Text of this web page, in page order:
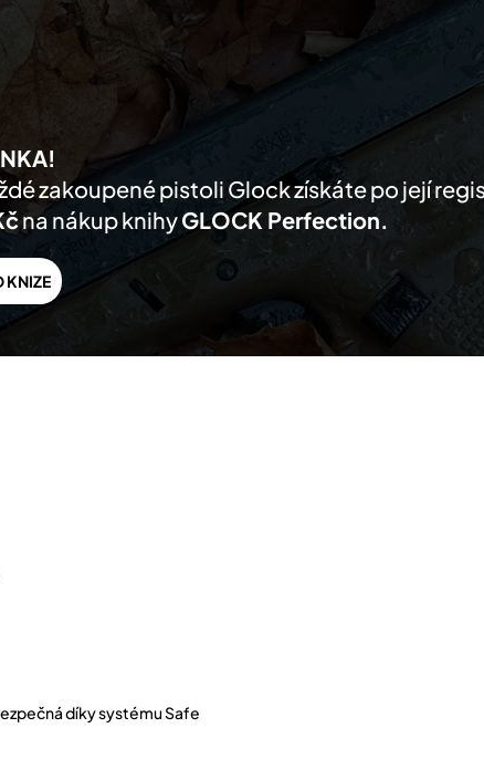
AKTUALITY PRODUKTY PRODEJCI
zakoupené pistoli Glock získáte po její
na nákup knihyGLOCK Perfection.
KNIZE
díky systému Safe